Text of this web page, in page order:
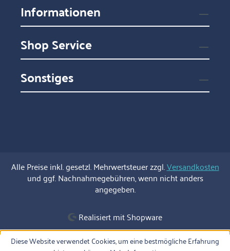
Informationen
Shop Service
Sonstiges
Alle Preise inkl. gesetzl. Mehrwertsteuer zzgl.Versandkosten
und ggf. Nachnahmegebühren, wenn nicht anders
angegeben.
Realisiert mit Shopware
Diese Website verwendet Cookies, um eine bestmögliche Erfahrung